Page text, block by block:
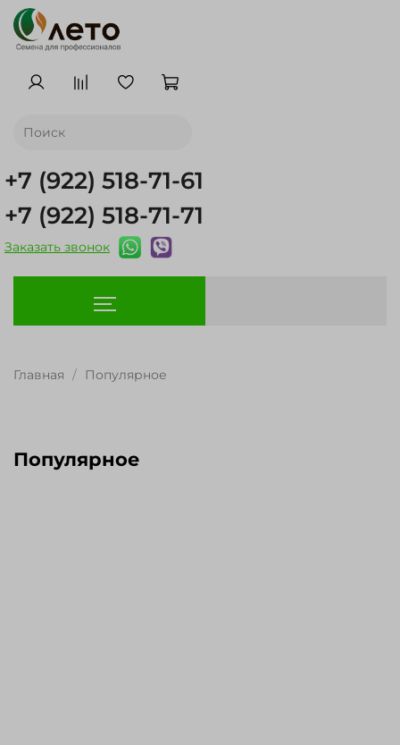
+7 (922) 518-71-61
+7 (922) 518-71-71
Заказать звонок
Главная Популярное
Популярное